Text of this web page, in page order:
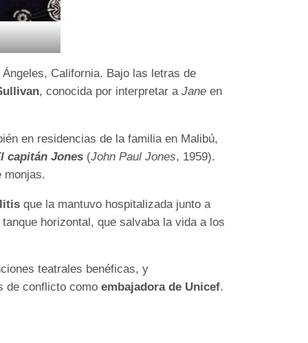
California. Bajo las letras de
, conocida por interpretar a Jane en
en residencias de la familia en Malibú,
capitán Jones (John Paul Jones, 1959).
monjas.
que la mantuvo hospitalizada junto a
horizontal, que salvaba la vida a los
teatrales benéficas, y
de conflicto como embajadora de Unicef.